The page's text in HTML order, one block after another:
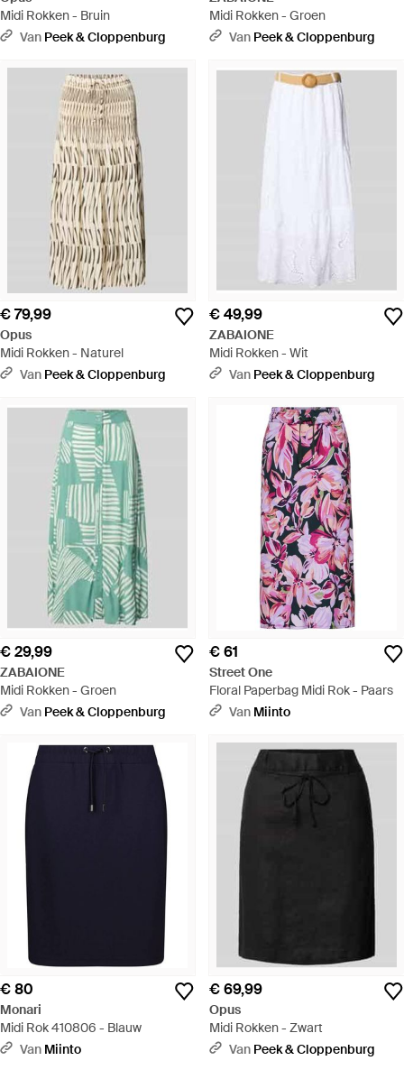
Midi Rokken - Bruin
Van Peek & Cloppenburg
Midi Rokken - Groen
Van Peek & Cloppenburg
€ 79,99
Opus
Midi Rokken - Naturel
Van Peek & Cloppenburg
€ 49,99
ZABAIONE
Midi Rokken - Wit
Van Peek & Cloppenburg
€ 29,99
ZABAIONE
Midi Rokken - Groen
Van Peek & Cloppenburg
€ 61
Street One
Floral Paperbag Midi Rok - Paars
Van Miinto
€ 80
Monari
Midi Rok 410806 - Blauw
Van Miinto
€ 69,99
Opus
Midi Rokken - Zwart
Van Peek & Cloppenburg